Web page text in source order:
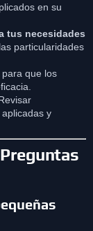
en su
tus necesidades
particularidades
que los
y
Preguntas